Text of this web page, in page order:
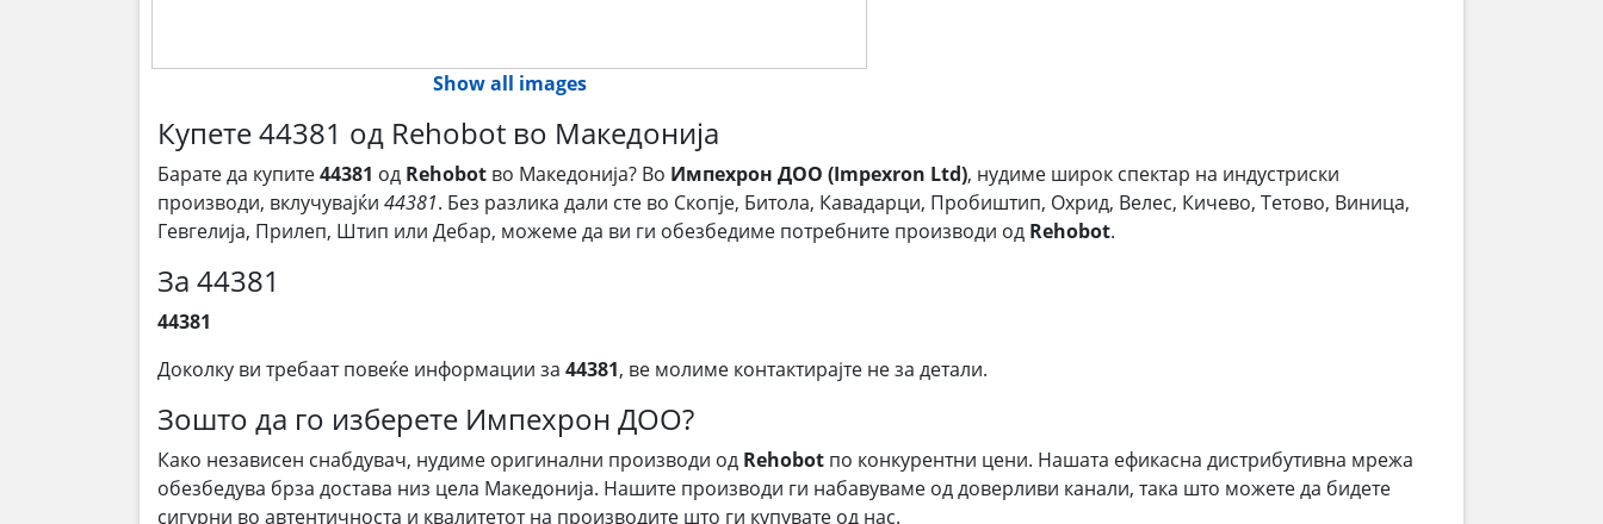
Show all images
Купете 44381 од Rehobot во Македонија
Барате да купите44381 од Rehobot во Македонија? Во Импехрон ДОО (Impexron Ltd), нудиме широк спектар на индустриски
производи, вклучувајќи 44381. Без разлика дали сте во Скопје, Битола, Кавадарци, Пробиштип, Охрид, Велес, Кичево, Тетово, Виница,
Гевгелија, Прилеп, Штип или Дебар, можеме да ви ги обезбедиме потребните производи од Rehobot.
За 44381
44381
Доколку ви требаат повеќе информации за 44381, ве молиме контактирајте не за детали.
Зошто да го изберете Импехрон ДОО?
Како независен снабдувач, нудиме оригинални производи од Rehobot по конкурентни цени. Нашата ефикасна дистрибутивна мрежа
обезбедува брза достава низ цела Македонија. Нашите производи ги набавуваме од доверливи канали, така што можете да бидете
сигурни во автентичноста и квалитетот на производите што ги купувате од нас.